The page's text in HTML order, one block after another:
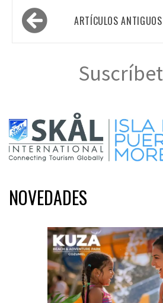
Navegación
de ARTÍCULOS ANTIGUOS
NOVEDADES